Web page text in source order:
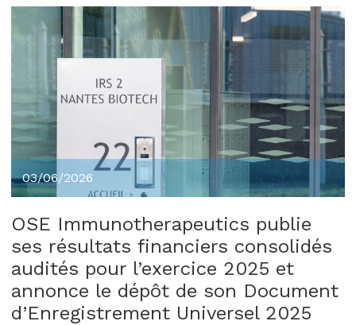
03/06/2026
OSE Immunotherapeutics publie
ses résultats financiers consolidés
audités pour l’exercice 2025 et
annonce le dépôt de son Document
d’Enregistrement Universel 2025